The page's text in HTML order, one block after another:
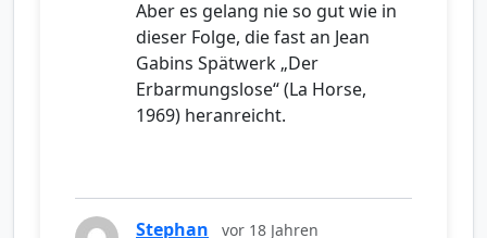
Aber es gelang nie so gut wie in
dieser Folge, die fast an Jean
Gabins Spätwerk „Der
Erbarmungslose“ (La Horse,
1969) heranreicht.
Stephan vor 18 Jahren